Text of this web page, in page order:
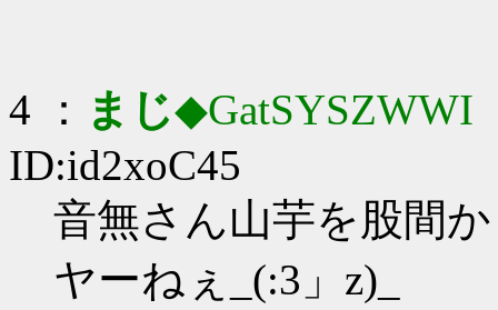
4 ： まじ◆GatSYSZWWI
ID:id2xoC45
音無さん山芋を股間
ヤーねぇ_(:3」z)_